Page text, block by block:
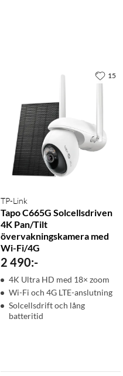
TP-Link
Tapo C665G Solcellsdriven
4K Pan/Tilt
övervakningskamera med
Wi-Fi/4G
2 490:-
4K Ultra HD med 18× zoom
Wi-Fi och 4G LTE-anslutning
Solcellsdrift och lång
batteritid
15